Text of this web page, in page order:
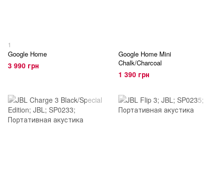
1
Google Home
3 990 грн
Google Home Mini
Chalk/Charcoal
1 390 грн